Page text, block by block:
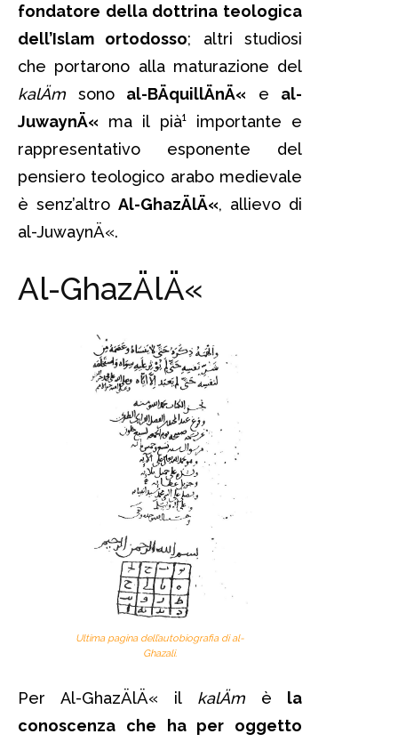
fondatore della dottrina teologica
dell’Islam ortodosso; altri studiosi
che portarono alla maturazione del
kalÄm sono al-BÄquillÄnÄ« e al-
JuwaynÄ« ma il pià¹ importante e
rappresentativo esponente del
pensiero teologico arabo medievale
è senz’altro Al-GhazÄlÄ«, allievo di
al-JuwaynÄ«.
Al-GhazÄlÄ«
Ultima pagina dell’autobiografia di al-
Ghazali.
Per Al-GhazÄlÄ« il kalÄm è la
conoscenza che ha per oggetto